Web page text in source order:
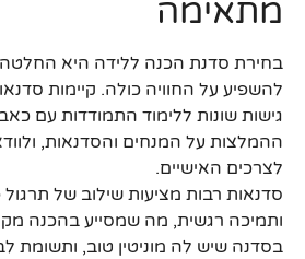
מתאימה
בחירת סדנת הכנה ללידה היא
להשפיע על החוויה כולה. קיימות
גישות שונות ללימוד התמודדות עם
ההמלצות על המנחים והסדנאות,
לצרכים האישיים.
סדנאות רבות מציעות שילוב של תרגול
ותמיכה רגשית, מה שמסייע בהכנה
בסדנה שיש לה מוניטין טוב, ותשומת